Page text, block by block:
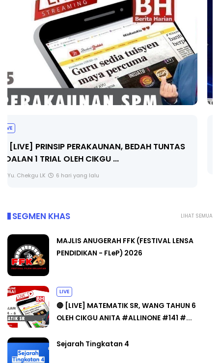
BICARA PROFESIONAL 8 : TIMBALAN KETUA
PENGARAH PENDIDIKAN MALAYSIA
Unknown 8 hari yang lalu
LIHAT SEMUA
SEGMEN KHAS
MAJLIS ANUGERAH FFK (FESTIVAL LENSA
PENDIDIKAN - FLeP) 2026
LIVE
🔴 [LIVE] MATEMATIK SR, WANG TAHUN 6
OLEH CIKGU ANITA #ALLINONE #141 #...
Sejarah Tingkatan 4